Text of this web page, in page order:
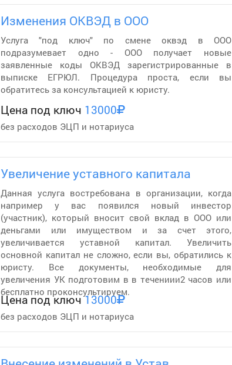
Изменения ОКВЭД в ООО
Услуга "под ключ" по смене оквэд в ООО
подразумевает одно - ООО получает новые
заявленные коды ОКВЭД зарегистрированные в
выписке ЕГРЮЛ. Процедура проста, если вы
обратитесь за консультацией к юристу.
Цена под ключ 13000
без расходов ЭЦП и нотариуса
Увеличение уставного капитала
Данная услуга востребована в организации, когда
например у вас появился новый инвестор
(участник), который вносит свой вклад в ООО или
деньгами или имуществом и за счет этого,
увеличивается уставной капитал. Увеличить
основной капитал не сложно, если вы, обратились к
юристу. Все документы, необходимые для
увеличения УК подготовим в в течениии2 часов или
бесплатно проконсультируем.
Цена под ключ13000
без расходов ЭЦП и нотариуса